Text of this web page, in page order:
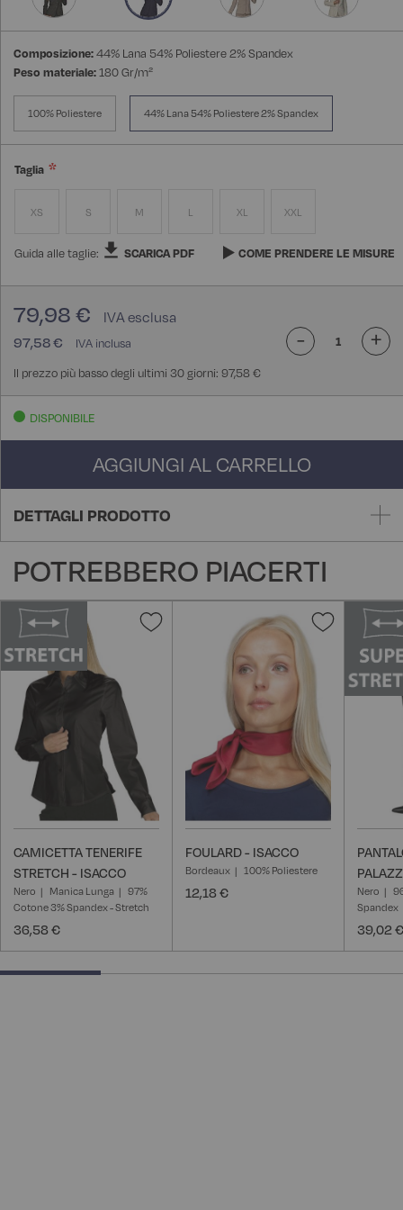
Composizione:44% Lana 54% Poliestere 2% Spandex
Peso materiale:180 Gr/m²
100% Poliestere 44% Lana 54% Poliestere 2% Spandex
Taglia
XS S M L XL XXL
Guida alle taglie: SCARICA PDF COME PRENDERE LE MISURE
97,58 €
79,98 €
Il prezzo più basso degli ultimi 30 giorni: 97,58 €
- +
DISPONIBILE
AGGIUNGI AL CARRELLO
DETTAGLI PRODOTTO
POTREBBERO PIACERTI
Aggiungi
CAMICETTA TENERIFE
STRETCH - ISACCO
Nero Manica Lunga
97%
Cotone 3% Spandex - Stretch
36,58 €
Aggiungi
lista
desideri
FOULARD - ISACCO
Bordeaux 100% Poliestere
12,18 € Nero
Spandex
39,02 €
25% completed